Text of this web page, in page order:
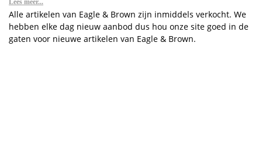
nodig hebt om jouw garderobe compleet te maken. Laat je inspireren en geef jouw look
een upgrade!
Lees meer...
Alle artikelen van Eagle & Brown zijn inmiddels verkocht. We
hebben elke dag nieuw aanbod dus hou onze site goed in de
gaten voor nieuwe artikelen van Eagle & Brown.